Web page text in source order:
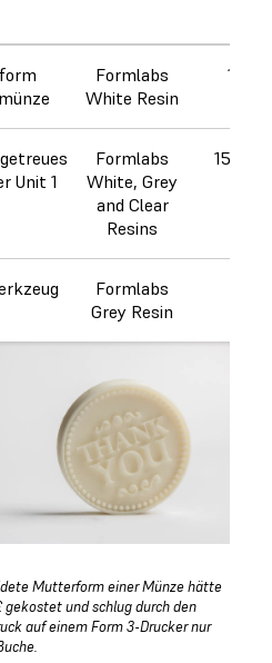
Formlabs
White Resin
114 £
Unit 1
Formlabs
White, Grey
and Clear
Resins
15 000
Formlabs
Grey Resin
Mutterform einer Münze hätte
gekostet und schlug durch den
auf einem Form 3-Drucker nur